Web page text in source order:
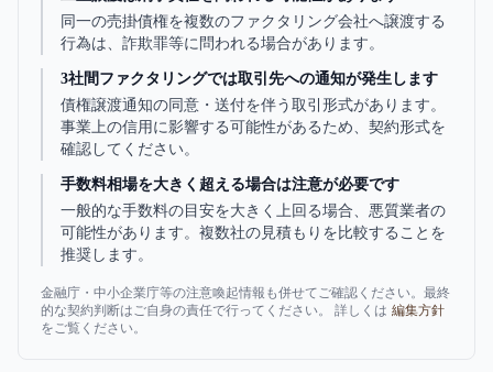
同一の売掛債権を複数のファクタリング会社へ譲渡する
行為は、詐欺罪等に問われる場合があります。
3社間ファクタリングでは取引先への通知が発生します
債権譲渡通知の同意・送付を伴う取引形式があります。
事業上の信用に影響する可能性があるため、契約形式を
確認してください。
手数料相場を大きく超える場合は注意が必要です
一般的な手数料の目安を大きく上回る場合、悪質業者の
可能性があります。複数社の見積もりを比較することを
推奨します。
金融庁・中小企業庁等の注意喚起情報も併せてご確認ください。最終
的な契約判断はご自身の責任で行ってください。 詳しくは 編集方針
をご覧ください。